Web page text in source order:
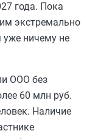
года. Пока
экстремально
ничему не
ООО без
60 млн руб.
Наличие